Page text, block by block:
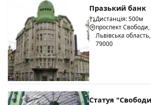
Празький банк
Дистанція: 500м
проспект
Львівська
79000
Статуя